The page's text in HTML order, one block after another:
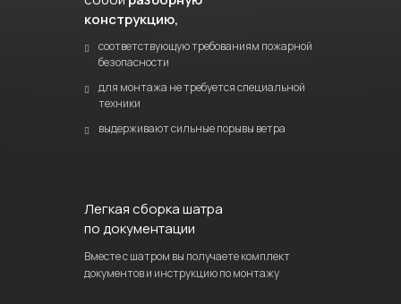
конструкцию,
соответствующую требованиям пожарной
безопасности
для монтажа не требуется специальной
техники
выдерживают сильные порывы ветра
Легкая сборка шатра
по документации
Вместе с шатром вы получаете комплект
документов и инструкцию по монтажу